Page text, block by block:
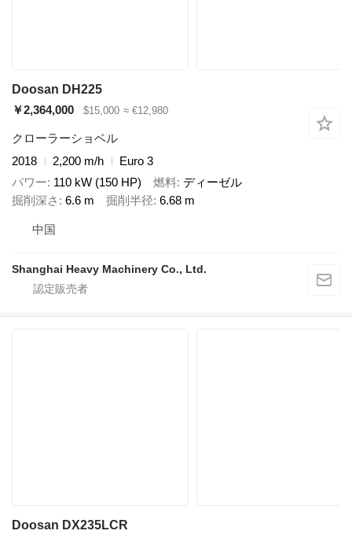
Doosan DH225
￥2,364,000
$15,000 ≈ €12,980
クローラーショベル
2018
2,200 m/h
Euro 3
パワー 110 kW (150 HP) 燃料 ディーゼル
掘削深さ
6.6 m 掘削半径 6.68 m
中国
Shanghai Heavy Machinery Co., Ltd.
Doosan DX235LCR